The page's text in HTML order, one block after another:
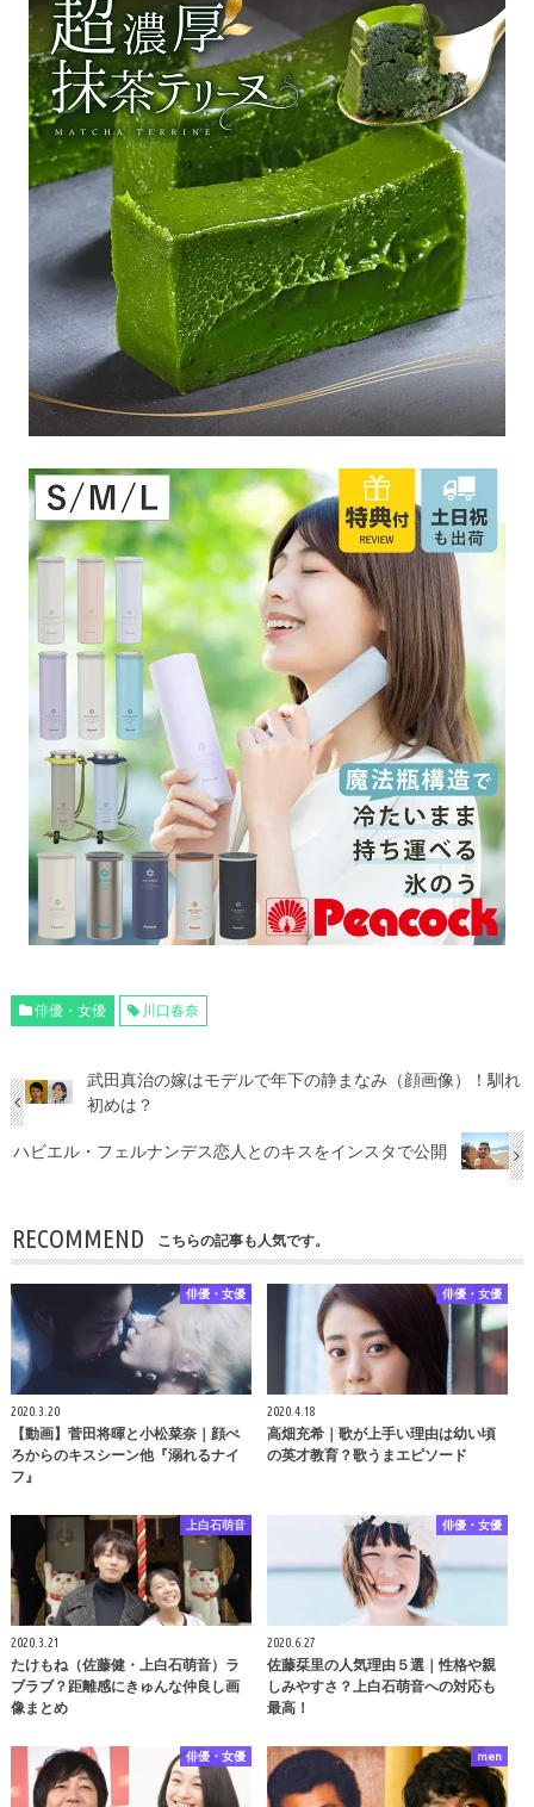
俳優・女優 川口春奈
武田真治の嫁はモデルで年下の静まなみ（顔画像）！馴れ
初めは？
ハビエル・フェルナンデス恋人とのキスをインスタで公開
RECOMMEND こちらの記事も人気です。
俳優・女優
2020.3.20
【動画】菅田将暉と小松菜奈｜顔ぺ
ろからのキスシーン他『溺れるナイ
フ』
俳優・女優
2020.4.18
高畑充希｜歌が上手い理由は幼い頃
の英才教育？歌うまエピソード
上白石萌音
2020.3.21
たけもね（佐藤健・上白石萌音）ラ
ブラブ？距離感にきゅんな仲良し画
像まとめ
俳優・女優
2020.6.27
佐藤栞里の人気理由５選｜性格や親
しみやすさ？上白石萌音への対応も
最高！
俳優・女優 men